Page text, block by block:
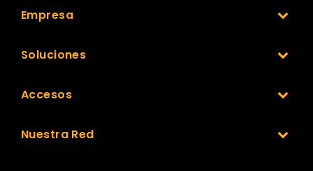
Empresa
Soluciones
Accesos
Nuestra Red